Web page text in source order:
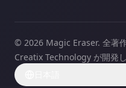
© 2026 Magic Eraser. 全著作
Creatix Technology が開発し